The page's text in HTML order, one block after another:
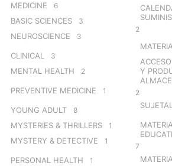
MEDICINE 6
BASIC SCIENCES 3
NEUROSCIENCE 3
CLINICAL 3
MENTAL HEALTH 2
PREVENTIVE MEDICINE 1
YOUNG ADULT 8
MYSTERIES & THRILLERS 1
MYSTERY & DETECTIVE 1
PERSONAL HEALTH 1
2
Y
2
7